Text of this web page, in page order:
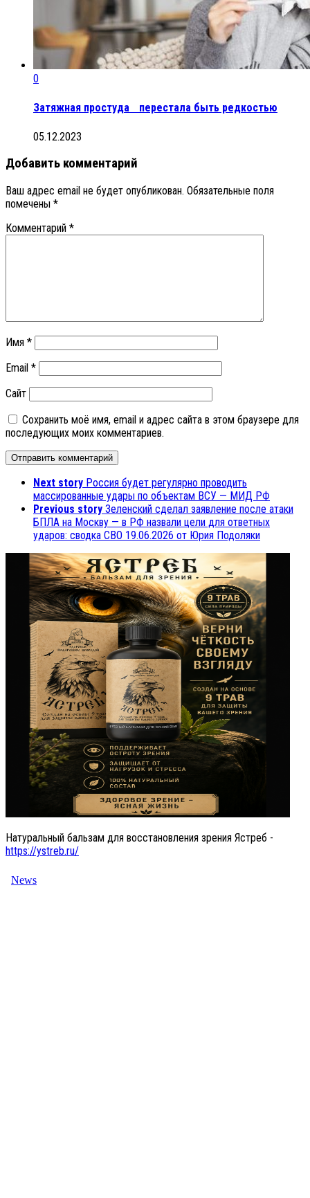
0
Затяжная простуда перестала быть редкостью
05.12.2023
Добавить комментарий
Ваш адрес email не будет опубликован. Обязательные поля
помечены *
Комментарий *
Имя *
Email *
Сайт
Сохранить моё имя, email и адрес сайта в этом браузере для
последующих моих комментариев.
Next story Россия будет регулярно проводить
массированные удары по объектам ВСУ — МИД РФ
Previous story Зеленский сделал заявление после атаки
БПЛА на Москву — в РФ назвали цели для ответных
ударов: сводка СВО 19.06.2026 от Юрия Подоляки
Натуральный бальзам для восстановления зрения Ястреб -
https://ystreb.ru/